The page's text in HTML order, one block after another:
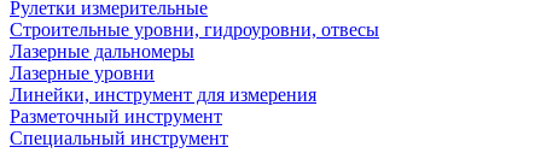
Рулетки измерительные
Строительные уровни, гидроуровни, отвесы
Лазерные дальномеры
Лазерные уровни
Линейки, инструмент для измерения
Разметочный инструмент
Специальный инструмент